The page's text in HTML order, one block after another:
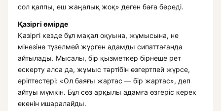
сол қалпы, еш жаңалық жоқ» деген баға береді.
Қазіргі өмірде
Қазіргі кезде бұл мақал оқуына, жұмысына, не
мінезіне түзелмей жүрген адамды сипаттағанда
айтылады. Мысалы, бір қызметкер бірнеше рет
ескерту алса да, жұмыс тәртібін өзгертпей жүрсе,
әріптестері: «Ол баяғы жартас — бір жартас», деп
айтуы мүмкін. Бұл сөз арқылы адамға өзгеріс керек
екенін ишаралайды.